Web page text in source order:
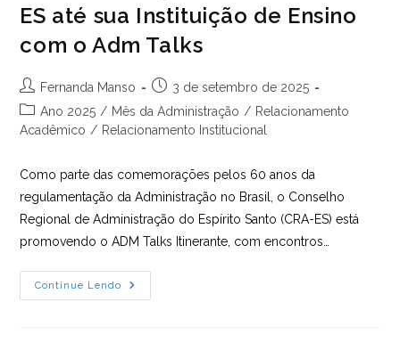
ES até sua Instituição de Ensino
com o Adm Talks
Autor
do
post:
Fernanda Manso
Post
publicado:
3 de setembro de 2025
Categoria
do
Ano 2025 / Mês da Administração / Relacionamento
Acadêmico / Relacionamento Institucional
Como parte das comemorações pelos 60 anos da
regulamentação da Administração no Brasil, o Conselho
Regional de Administração do Espírito Santo (CRA-ES) está
promovendo o ADM Talks Itinerante, com encontros…
Continue Lendo
Prazo
Prorrogado: